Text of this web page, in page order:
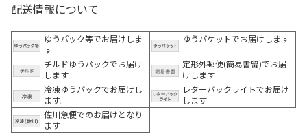
配送情報について
ゆうパック等でお届けしま
す
ゆうパケットでお届けします
チルドゆうパックでお届け
します
定形外郵便(簡易書留)でお届
けします
冷凍ゆうパックでお届けし
ます。
レターパックライトでお届け
します
佐川急便でのお届けとなり
ます